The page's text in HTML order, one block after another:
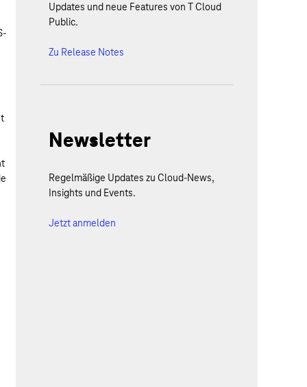
Updates und neue Features von T Cloud
Public.
Zu Release Notes
Newsletter
Regelmäßige Updates zu Cloud-News,
Insights und Events.
Jetzt anmelden